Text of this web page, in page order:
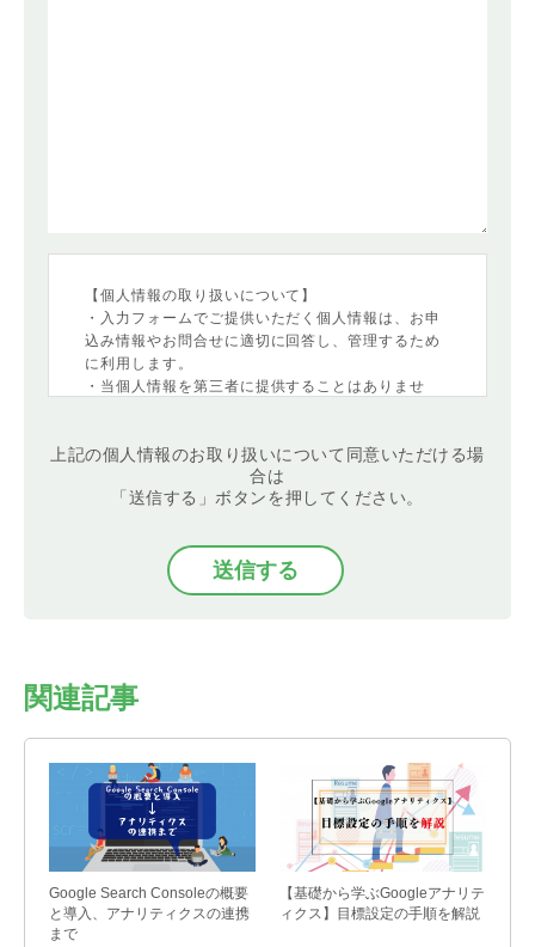
【個人情報の取り扱いについて】
・入力フォームでご提供いただく個人情報は、お申
込み情報やお問合せに適切に回答し、管理するため
に利用します。
・当個人情報を第三者に提供することはありませ
委託にあたっては、委託先における個人情報の安全
管理が図られるよう、委託先に対する必要かつ適切
な監督を行います。
正・追加または削除、利用の停止・消去および第三
者への提供の停止
（「開示等」といいます。）を受け付けておりま
答ができない場合があります。
・クッキーやウェブビーコン等を用いるなどして、
＜個人情報苦情及び相談窓口＞
バリュークリエーション株式会社
個人情報保護管理者：管理部 個人情報保護担当
TEL：03-5468-6877
E-mail：info@value-creation.jp
上記の個人情報のお取り扱いについて同意いただける場
合は
「送信する」ボタンを押してください。
関連記事
Google Search Consoleの概要
と導入、アナリティクスの連携
まで
【基礎から学ぶGoogleアナリテ
ィクス】目標設定の手順を解説